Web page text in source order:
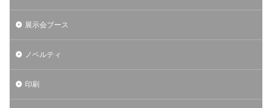
展示会ブース
ノベルティ
印刷